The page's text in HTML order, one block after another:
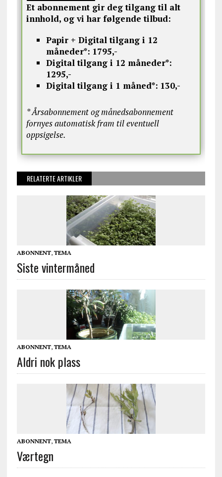
Et abonnement gir deg tilgang til alt
innhold, og vi har følgende tilbud:
Papir + Digital tilgang i 12
måneder*: 1795,-
Digital tilgang i 12 måneder*:
1295,-
Digital tilgang i 1 måned*: 130,-
* Årsabonnement og månedsabonnement
fornyes automatisk fram til eventuell
oppsigelse.
RELATERTE ARTIKLER
ABONNENT, TEMA
Siste vintermåned
ABONNENT, TEMA
Aldri nok plass
ABONNENT, TEMA
Værtegn